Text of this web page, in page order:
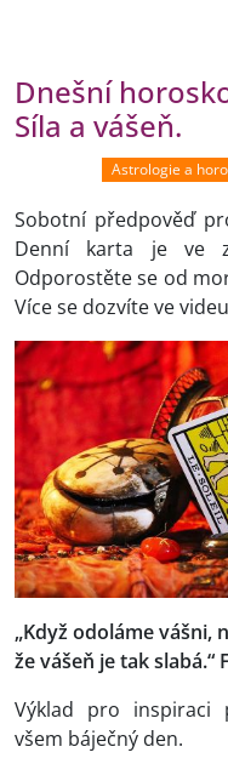
Dnešní
Síla a vášeň.
Astrologie a
Sobotní předpověď
Denní karta je ve
Odporostěte se od
Více se dozvíte ve
„Když odoláme vášni,
že vášeň je tak slabá.“
Výklad pro inspiraci
všem báječný den.